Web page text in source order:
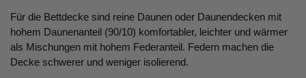
Für die Bettdecke sind reine Daunen oder Daunendecken mit
hohem Daunenanteil (90/10) komfortabler, leichter und wärmer
als Mischungen mit hohem Federanteil. Federn machen die
Decke schwerer und weniger isolierend.